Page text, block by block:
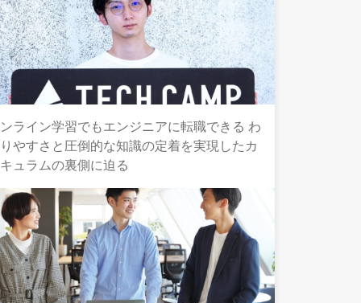
ライン学習でもエンジニアに転職できる わ
やすさと圧倒的な知識の定着を実現したカ
ュラムの裏側に迫る